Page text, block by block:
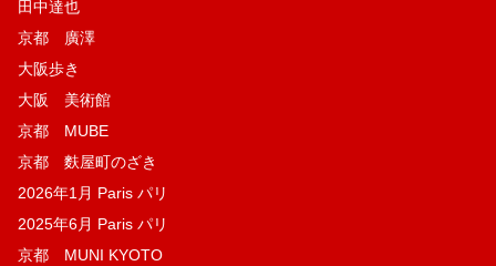
田中達也
京都 廣澤
大阪歩き
大阪 美術館
京都 MUBE
京都 麩屋町のざき
2026年1月 Paris パリ
2025年6月 Paris パリ
京都 MUNI KYOTO